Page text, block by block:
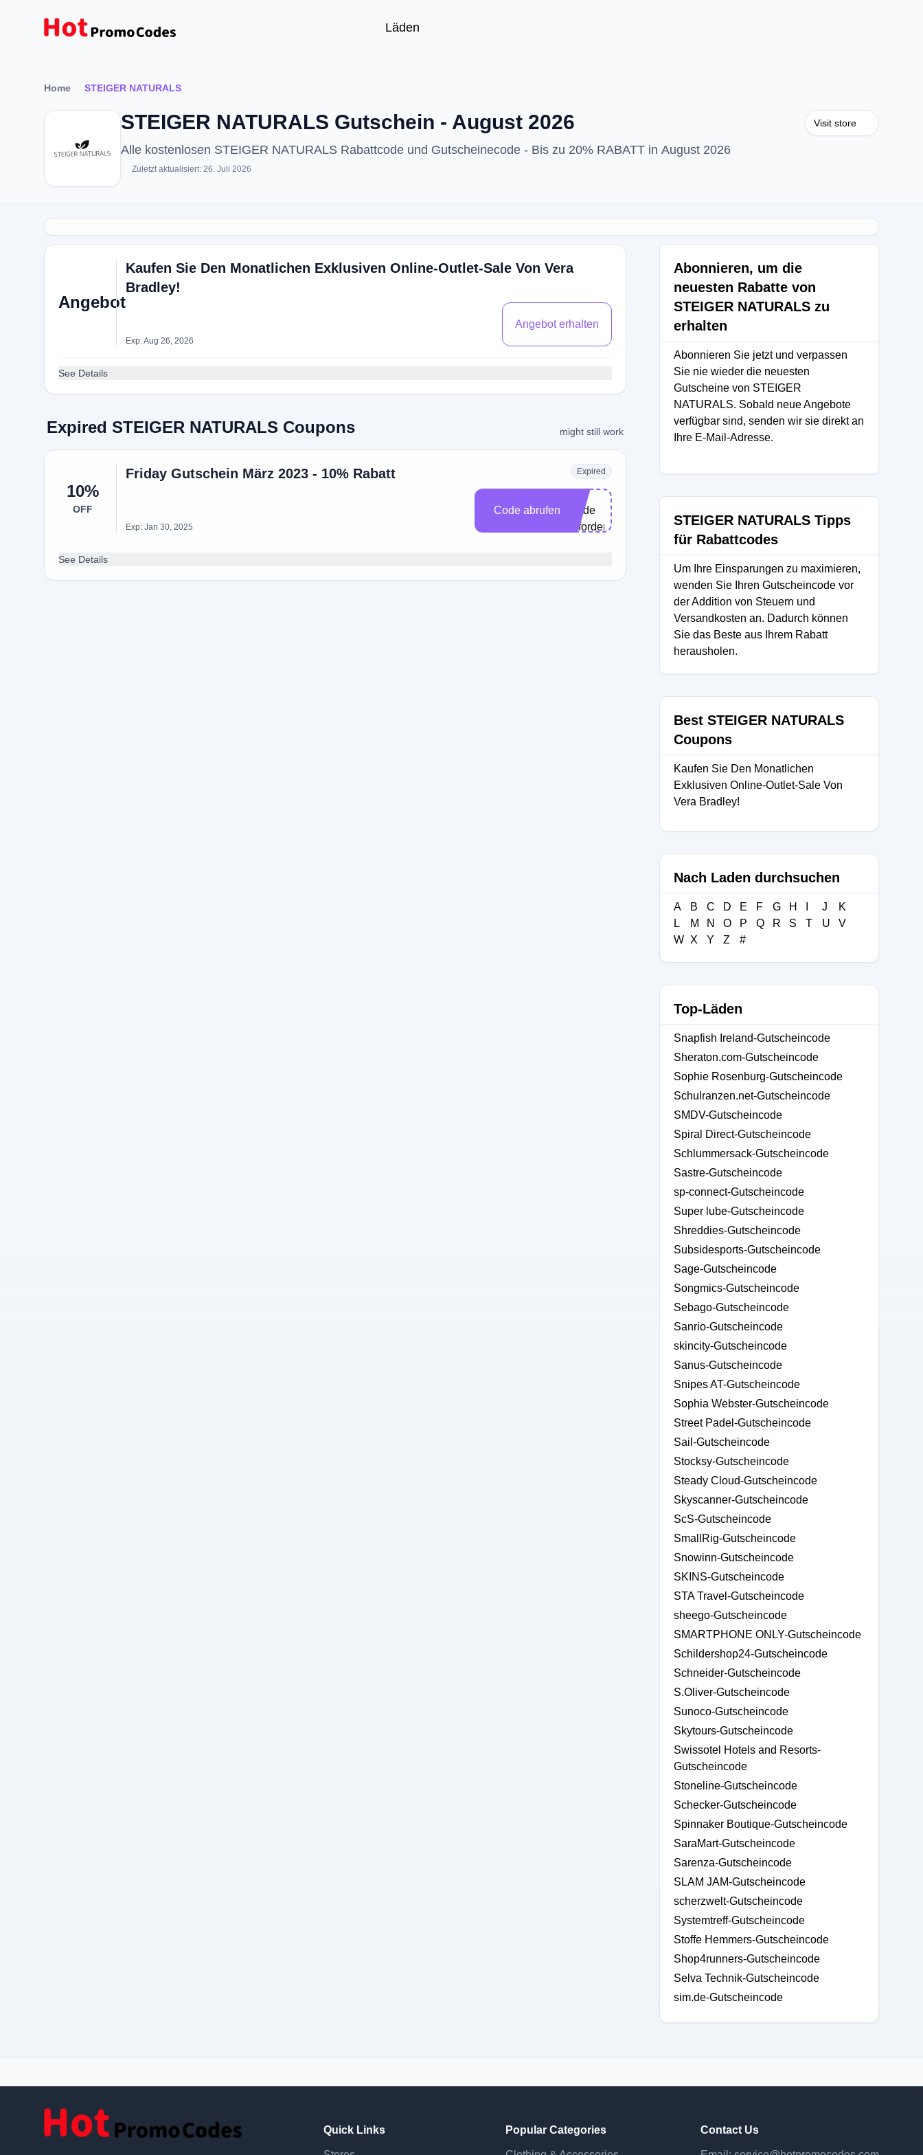
Läden
Home STEIGER NATURALS
STEIGER NATURALS Gutschein - August 2026
Alle kostenlosen STEIGER NATURALS Rabattcode und Gutscheinecode - Bis zu 20% RABATT in August 2026
Zuletzt aktualisiert: 26. Juli 2026
Visit store
Angebot
Kaufen Sie Den Monatlichen Exklusiven Online-Outlet-Sale Von Vera
Bradley!
Exp: Aug 26, 2026
Angebot erhalten
See Details
Expired STEIGER NATURALS Coupons might still work
10%
OFF
Friday Gutschein März 2023 - 10% Rabatt Expired
Exp: Jan 30, 2025
Code abrufen
Code
erforderlich
See Details
Abonnieren, um die
neuesten Rabatte von
STEIGER NATURALS zu
erhalten
Abonnieren Sie jetzt und verpassen
Sie nie wieder die neuesten
Gutscheine von STEIGER
NATURALS. Sobald neue Angebote
verfügbar sind, senden wir sie direkt an
Ihre E-Mail-Adresse.
STEIGER NATURALS Tipps
für Rabattcodes
Um Ihre Einsparungen zu maximieren,
wenden Sie Ihren Gutscheincode vor
der Addition von Steuern und
Versandkosten an. Dadurch können
Sie das Beste aus Ihrem Rabatt
herausholen.
Best STEIGER NATURALS
Coupons
Kaufen Sie Den Monatlichen
Exklusiven Online-Outlet-Sale Von
Vera Bradley!
Nach Laden durchsuchen
A B C D E F G H J
K
L
M N O P Q R S T U
V
W X Y Z #
Top-Läden
Snapfish Ireland-Gutscheincode
Sheraton.com-Gutscheincode
Sophie Rosenburg-Gutscheincode
Schulranzen.net-Gutscheincode
SMDV-Gutscheincode
Spiral Direct-Gutscheincode
Schlummersack-Gutscheincode
Sastre-Gutscheincode
sp-connect-Gutscheincode
Super lube-Gutscheincode
Shreddies-Gutscheincode
Subsidesports-Gutscheincode
Sage-Gutscheincode
Songmics-Gutscheincode
Sebago-Gutscheincode
Sanrio-Gutscheincode
skincity-Gutscheincode
Sanus-Gutscheincode
Snipes AT-Gutscheincode
Sophia Webster-Gutscheincode
Street Padel-Gutscheincode
Sail-Gutscheincode
Stocksy-Gutscheincode
Steady Cloud-Gutscheincode
Skyscanner-Gutscheincode
ScS-Gutscheincode
SmallRig-Gutscheincode
Snowinn-Gutscheincode
SKINS-Gutscheincode
STA Travel-Gutscheincode
sheego-Gutscheincode
SMARTPHONE ONLY-Gutscheincode
Schildershop24-Gutscheincode
Schneider-Gutscheincode
S.Oliver-Gutscheincode
Sunoco-Gutscheincode
Skytours-Gutscheincode
Swissotel Hotels and Resorts-
Gutscheincode
Stoneline-Gutscheincode
Schecker-Gutscheincode
Spinnaker Boutique-Gutscheincode
SaraMart-Gutscheincode
Sarenza-Gutscheincode
SLAM JAM-Gutscheincode
scherzwelt-Gutscheincode
Systemtreff-Gutscheincode
Stoffe Hemmers-Gutscheincode
Shop4runners-Gutscheincode
Selva Technik-Gutscheincode
sim.de-Gutscheincode
Quick Links Popular Categories Contact Us